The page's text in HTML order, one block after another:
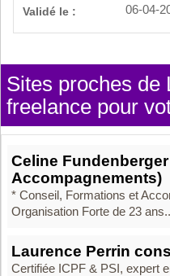
Validé le :
06-04-
Sites proches de
freelance pour
Celine
Accompagnements)
* Conseil, Formations et
Organisation Forte de 23
Laurence Perrin
Certifiée ICPF & PSI, expert